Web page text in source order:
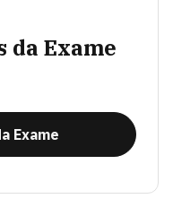
da Exame
Exame